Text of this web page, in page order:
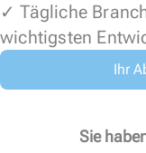
✓ Tägliche
wichtigsten
Ihr
Sie